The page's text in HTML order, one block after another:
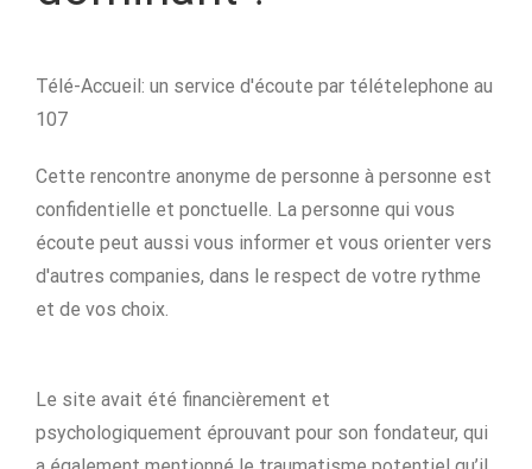
Télé-Accueil: un service d'écoute par télételephone au
107
Cette rencontre anonyme de personne à personne est
confidentielle et ponctuelle. La personne qui vous
écoute peut aussi vous informer et vous orienter vers
d'autres companies, dans le respect de votre rythme
et de vos choix.
Le site avait été financièrement et
psychologiquement éprouvant pour son fondateur, qui